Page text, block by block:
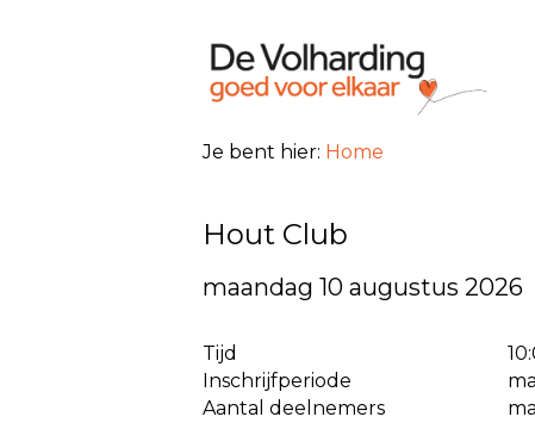
Je bent hier: Home
Hout Club
maandag 10 augustus 2026
Tijd
Inschrijfperiode
Aantal deelnemers